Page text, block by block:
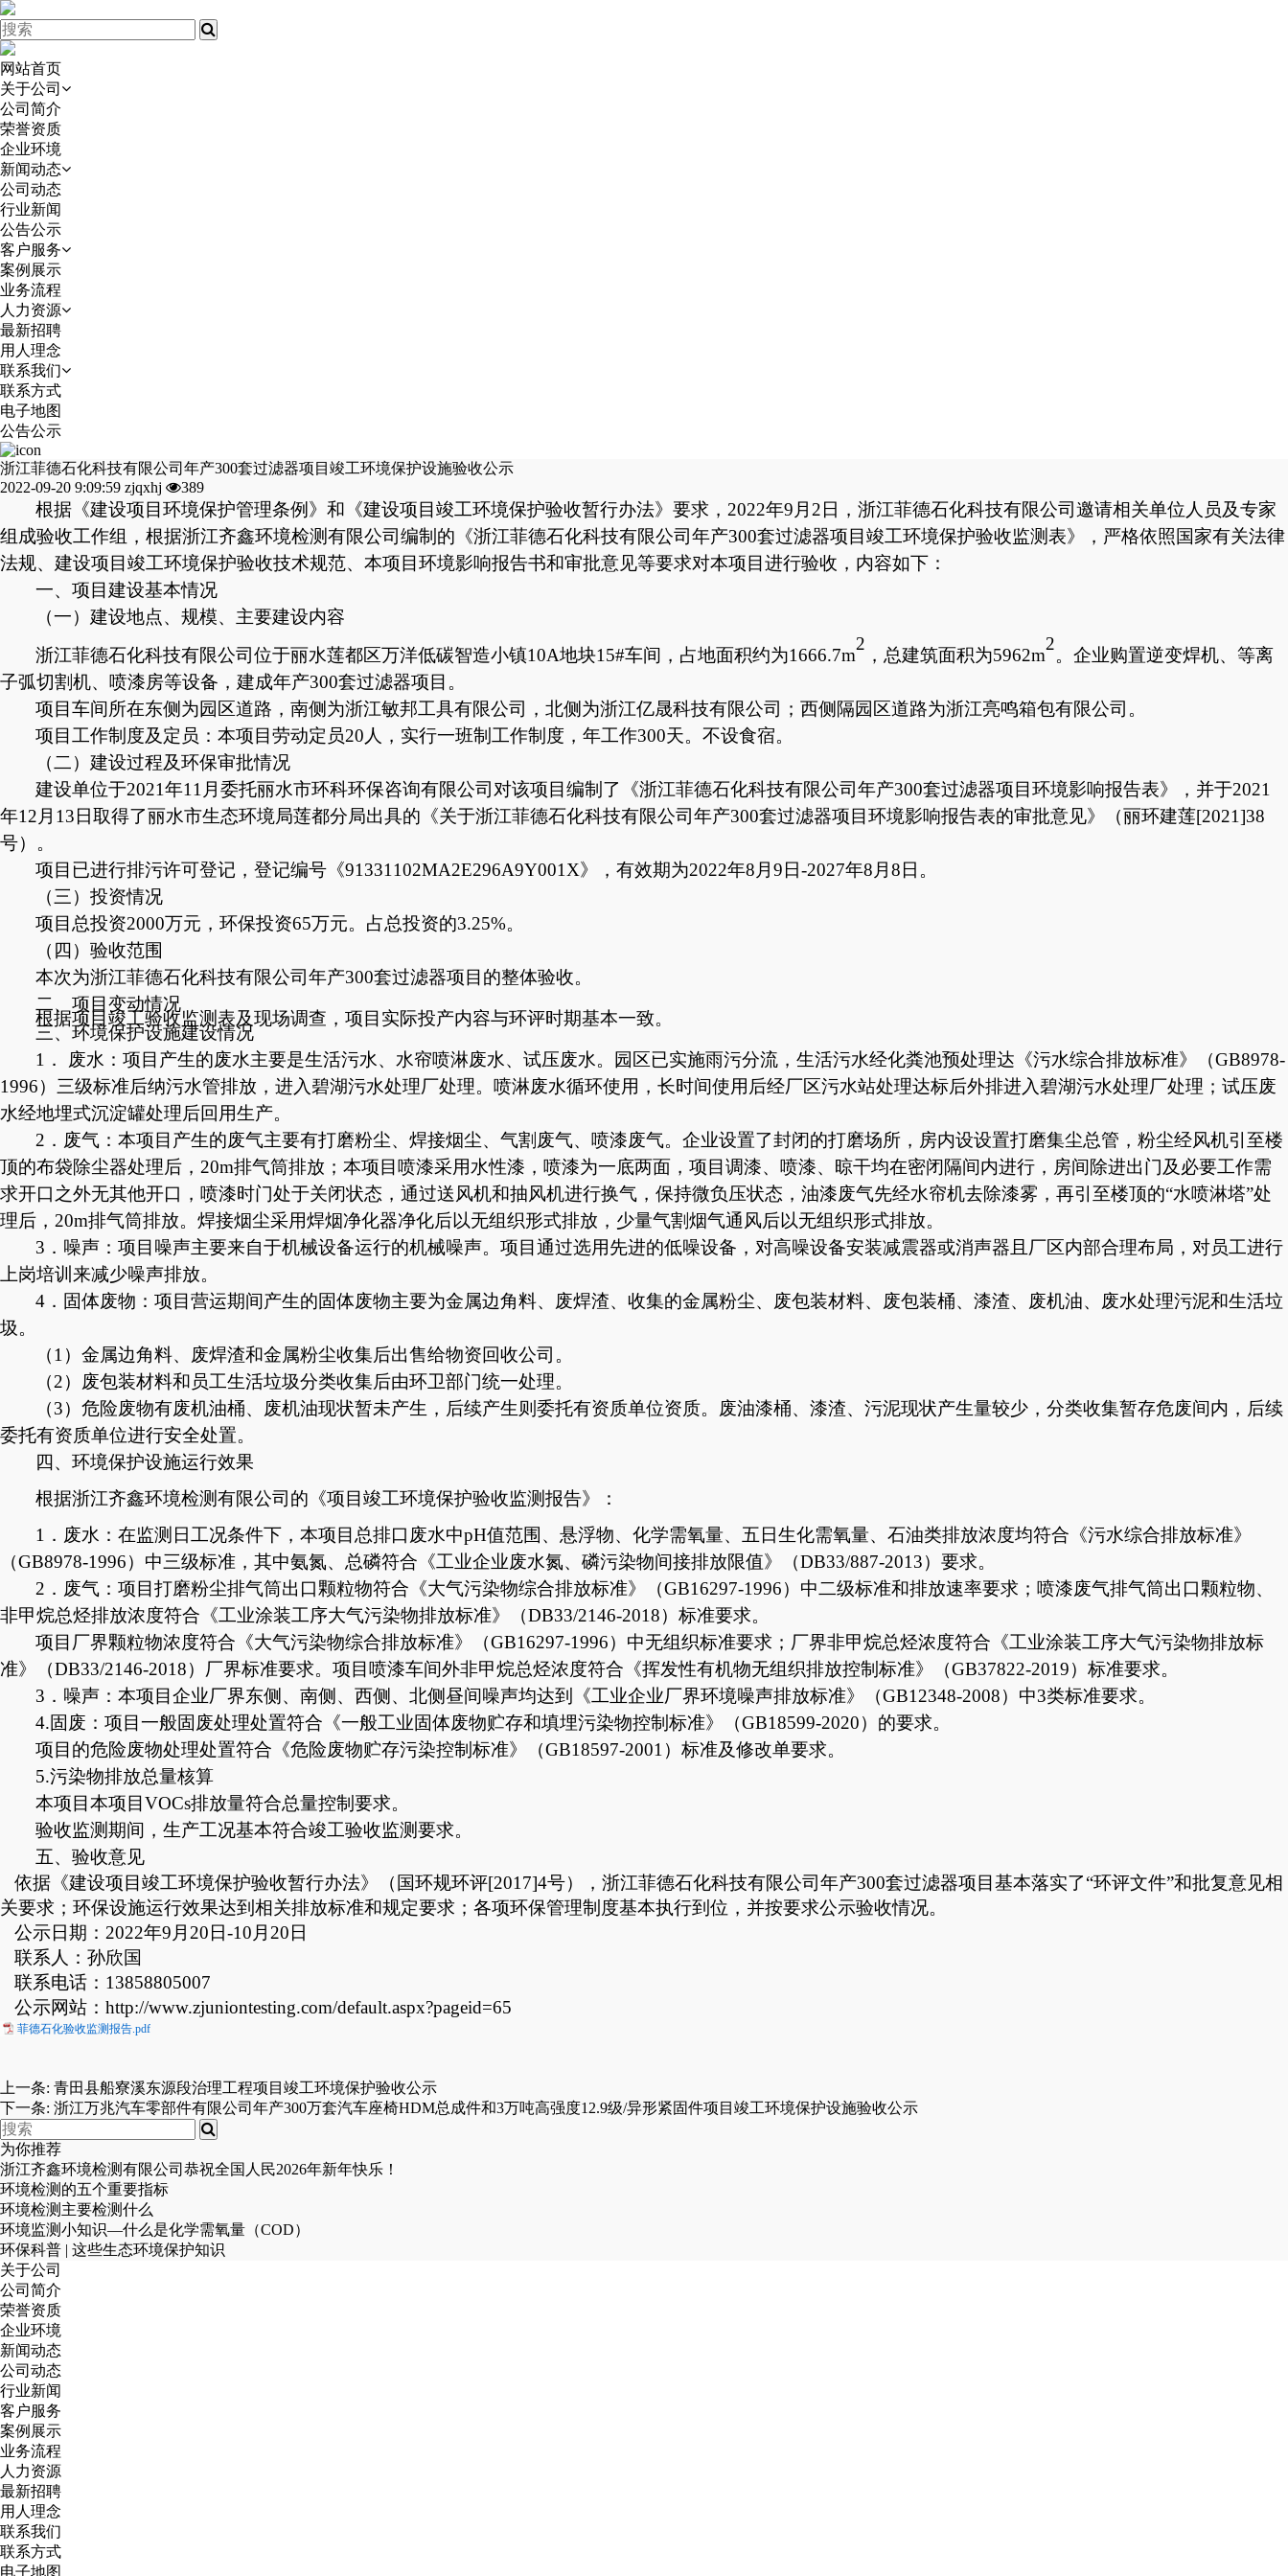
网站首页
关于公司
公司简介
荣誉资质
企业环境
新闻动态
公司动态
行业新闻
公告公示
客户服务
案例展示
业务流程
人力资源
最新招聘
用人理念
联系我们
联系方式
电子地图
公告公示
浙江菲德石化科技有限公司年产300套过滤器项目竣工环境保护设施验收公示
2022-09-20 9:09:59 zjqxhj 389
根据《建设项目环境保护管理条例》和《建设项目竣工环境保护验收暂行办法》要求， 2022年9月2日， 浙江菲德石化科技有限公司邀请相关单位人员及专家
组成验收工作组，根据浙江齐鑫环境检测有限公司编制的《浙江菲德石化科技有限公司年产300套过滤器项目 竣工环境保护验收监测表》，严格依照国家有关法律
法规、建设项目竣工环境保护验收技术规范、本项目环境影响报告书和审批意见等要求对本项目进行验收，内容如下：
一、 项目 建设基本情况
（一）建设地点、规模、主要建设内容
浙江菲德石化科技有限公司位于丽水莲都区万洋低碳智造小镇10A地块15#车间，占地面积约为1666.7m
2
，总建筑面积为5962m
2
。企业购置逆变焊机、等离
子弧切割机、喷漆房等设备，建成年产300套过滤器项目。
项目车间所在东侧为园区道路，南侧为浙江敏邦工具有限公司，北侧为浙江亿晟科技有限公司；西侧隔园区道路为浙江亮鸣箱包有限公司。
项目工作制度及定员：本项目劳动定员20人，实行一班制工作制度，年工作300天。不设食宿。
（二）建设过程及环保审批情况
建设单位于2021年11月委托丽水市环科环保咨询有限公司对该项目编制了《浙江菲德石化科技有限公司年产300套过滤器项目环境影响报告表》，并于2021
年12月13日取得了丽水市生态环境局莲都分局出具的《关于浙江菲德石化科技有限公司年产300套过滤器项目环境影响报告表的审批意见》（丽环建莲[2021]38
号）。
项目已进行排污许可登记，登记编号《91331102MA2E296A9Y001X》，有效期为2022年8月9日-2027年8月8日。
（三）投资情况
项目总投资2000万元，环保投资65万元。占总投资的3.25%。
（四）验收范围
本次为浙江菲德石化科技有限公司年产300套过滤器项目的整体验收。
二、 项目变动情况
根据项目竣工验收监测表及现场调查， 项目实际投产内容与环评时期基本一致。
三、环境保护设施建设情况
1． 废水：项目产生的废水主要是生活污水、水帘喷淋废水、试压废水。园区已实施雨污分流，生活污水经化粪池预处理达《污水综合排放标准》（GB8978-
1996）三级标准后纳污水管排放，进入碧湖污水处理厂处理。喷淋废水循环使用，长时间使用后经厂区污水站处理达标后外排进入碧湖污水处理厂处理；试压废
水经地埋式沉淀罐处理后回用生产。
2．废气：本项目产生的废气主要有打磨粉尘、焊接烟尘、气割废气、喷漆废气。企业设置了封闭的打磨场所，房内设设置打磨集尘总管，粉尘经风机引至楼
顶的布袋除尘器处理后，20m排气筒排放；本项目喷漆采用水性漆，喷漆为一底两面，项目调漆、喷漆、晾干均在密闭隔间内进行，房间除进出门及必要工作需
求开口之外无其他开口，喷漆时门处于关闭状态，通过送风机和抽风机进行换气，保持微负压状态，油漆废气先经水帘机去除漆雾，再引至楼顶的“水喷淋塔”处
理后，20m排气筒排放。焊接烟尘采用焊烟净化器净化后以无组织形式排放，少量气割烟气通风后以无组织形式排放。
3．噪声：项目噪声主要来自于机械设备运行的机械噪声。项目通过选用先进的低噪设备，对高噪设备安装减震器或消声器且厂区内部合理布局，对员工进行
上岗培训来减少噪声排放。
4．固体废物：项目营运期间产生的固体废物主要为金属边角料、废焊渣、收集的金属粉尘、废包装材料、废包装桶、漆渣、废机油、废水处理污泥和生活垃
圾。
（1）金属边角料、废焊渣和金属粉尘收集后出售给物资回收公司。
（2）废包装材料和员工生活垃圾分类收集后由环卫部门统一处理。
（3）危险废物有废机油桶、废机油现状暂未产生，后续产生则委托有资质单位资质。废油漆桶、漆渣、污泥现状产生量较少，分类收集暂存危废间内，后续
委托有资质单位进行安全处置。
四、环境保护设施运行效果
根据浙江齐鑫环境检测有限公司的《项目竣工环境保护验收监测报告》：
1 ．废水：在监测日工况条件下，本项目总排口废水中pH值范围、悬浮物、化学需氧量、五日生化需氧量、石油类排放浓度均符合《污水综合排放标准》
（GB8978-1996）中三级标准，其中氨氮、总磷符合《工业企业废水氮、磷污染物间接排放限值》（DB33/887-2013）要求。
2．废气：项目打磨粉尘排气筒出口颗粒物符合《大气污染物综合排放标准》（GB16297-1996）中二级标准和排放速率要求；喷漆废气排气筒出口颗粒物、
非甲烷总烃排放浓度符合《工业涂装工序大气污染物排放标准》（DB33/2146-2018）标准要求。
项目厂界颗粒物浓度符合《大气污染物综合排放标准》（GB16297-1996）中无组织标准要求；厂界非甲烷总烃浓度符合《工业涂装工序大气污染物排放标
准》（DB33/2146-2018）厂界标准要求。项目喷漆车间外非甲烷总烃浓度符合《挥发性有机物无组织排放控制标准》（GB37822-2019）标准要求。
3．噪声： 本项目企业厂界东侧、南侧、 西侧、 北侧昼间噪声均达到《工业企业厂界环境噪声排放标准》（GB12348-2008）中3类标准要求。
4.固废：项目一般固废处理处置符合《一般工业固体废物贮存和填埋污染物控制标准》（GB18599-2020）的要求。
项目的危险废物处理处置符合《危险废物贮存污染控制标准》（GB18597-2001）标准及修改单要求。
5.污染物排放总量核算
本项目本项目VOCs排放量符合总量控制要求。
验收监测期间，生产工况基本符合竣工验收监测要求。
五、 验收意见
依据《建设项目竣工环境保护验收暂行办法》
（国环规环评[2017]4号） ，浙江菲德石化科技有限公司年产300套过滤器项目基本落实了“环评文件”和批复意见相
关要求；环保设施运行效果达到相关排放标准和规定要求；各项环保管理制度基本执行到位，并按要求公示验收情况。
公示日期：2022年9月20日-10月20日
联系人：孙欣国
联系电话：13858805007
公示网站： http://www.zjuniontesting.com/default.aspx?pageid=65
菲德石化验收监测报告.pdf
上一条: 青田县船寮溪东源段治理工程项目竣工环境保护验收公示
下一条: 浙江万兆汽车零部件有限公司年产300万套汽车座椅HDM总成件和3万吨高强度12.9级/异形紧固件项目竣工环境保护设施验收公示
为你推荐
浙江齐鑫环境检测有限公司恭祝全国人民2026年新年快乐！
环境检测的五个重要指标
环境检测主要检测什么
环境监测小知识—什么是化学需氧量（COD）
环保科普 | 这些生态环境保护知识
关于公司
公司简介
荣誉资质
企业环境
新闻动态
公司动态
行业新闻
客户服务
案例展示
业务流程
人力资源
最新招聘
用人理念
联系我们
联系方式
电子地图